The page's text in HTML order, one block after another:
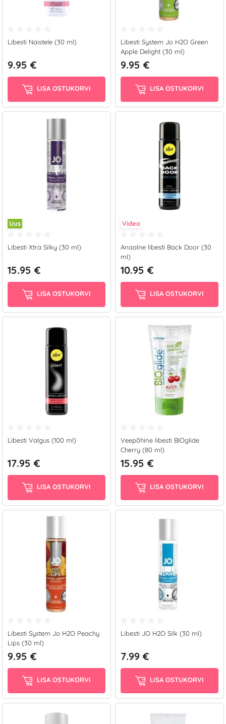
Libesti Naistele (30 ml)
9.95 €
LISA OSTUKORVI
Libesti System Jo H2O Green
Apple Delight (30 ml)
9.95 €
LISA OSTUKORVI
Uus
Libesti Xtra Silky (30 ml)
15.95 €
LISA OSTUKORVI
Video
Anaalne libesti Back Door (30
ml)
10.95 €
LISA OSTUKORVI
Libesti Valgus (100 ml)
17.95 €
LISA OSTUKORVI
Veepõhine libesti BIOglide
Cherry (80 ml)
15.95 €
LISA OSTUKORVI
Libesti System Jo H2O Peachy
Lips (30 ml)
9.95 €
LISA OSTUKORVI
Libesti JO H2O Silk (30 ml)
7.99 €
LISA OSTUKORVI